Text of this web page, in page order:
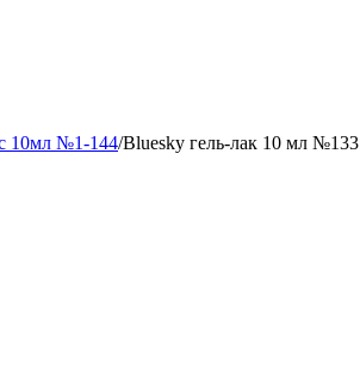
10мл №1-144/Bluesky гель-лак 10 мл №133